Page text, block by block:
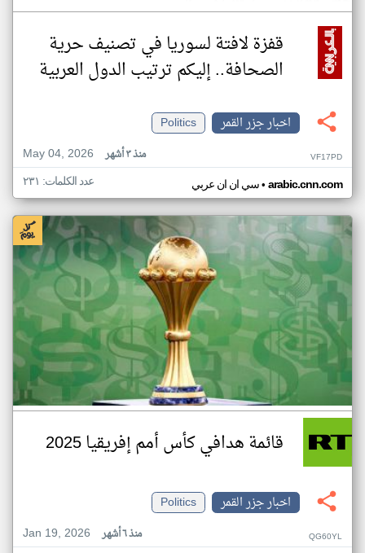
قفزة لافتة لسوريا في تصنيف حرية
الصحافة.. إليكم ترتيب الدول العربية
اخبار جزر القمر
Politics
May 04, 2026
منذ ٣ أشهر VF17PD
سي ان ان عربي• arabic.cnn.com عدد الكلمات: ٢٣١
قائمة هدافي كأس أمم إفريقيا 2025
اخبار جزر القمر
Politics
Jan 19, 2026
منذ ٦ أشهر QG60YL